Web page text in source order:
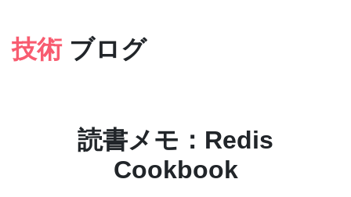
技術 ブログ
読書メモ：Redis
Cookbook